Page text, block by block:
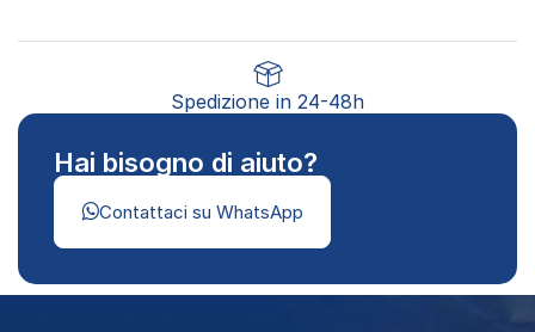
Spedizione in 24-48h
Hai bisogno di aiuto?
Contattaci su WhatsApp